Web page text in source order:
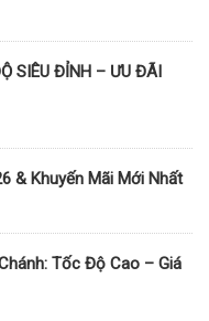
SIÊU ĐỈNH – ƯU ĐÃI
& Khuyến Mãi Mới Nhất
Tốc Độ Cao – Giá